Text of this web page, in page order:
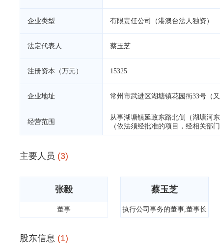
企业类型 有限责任公司（港澳台法人独资）
法定代表人 蔡玉芝
注册资本（万元） 15325
企业地址 常州市武进区湖塘镇花园街33号（
经营范围
从事湖塘镇延政东路北侧（湖塘河
（依法须经批准的项目，经相关部
主要人员 (3)
张毅
董事
蔡玉芝
执行公司事务的董事,董事长
股东信息 (1)